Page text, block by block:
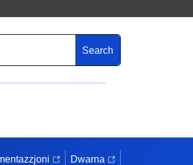
Search
Dwarna